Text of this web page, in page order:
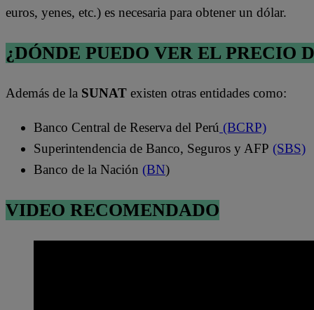
euros, yenes, etc.) es necesaria para obtener un dólar.
¿DÓNDE PUEDO VER EL PRECIO
Además de la SUNAT existen otras entidades como:
Banco Central de Reserva del Perú (BCRP)
Superintendencia de Banco, Seguros y AFP (SBS)
Banco de la Nación (BN)
VIDEO RECOMENDADO